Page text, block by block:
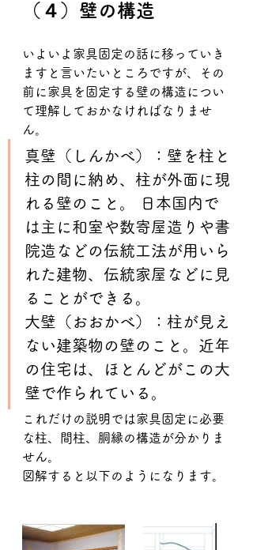
（４）壁の構造
いよいよ家具固定の話に移っていき
ますと言いたいところですが、その
前に家具を固定する壁の構造につい
て理解しておかなければなりませ
ん。
真壁（しんかべ）：壁を柱と
柱の間に納め、柱が外面に現
れる壁のこと。 日本国内で
は主に和室や数寄屋造りや書
院造などの伝統工法が用いら
れた建物、伝統家屋などに見
ることができる。
大壁（おおかべ）：柱が見え
ない建築物の壁のこと。近年
の住宅は、ほとんどがこの大
壁で作られている。
これだけの説明では家具固定に必要
な柱、間柱、胴縁の構造が分かりま
せん。
図解すると以下のようになります。